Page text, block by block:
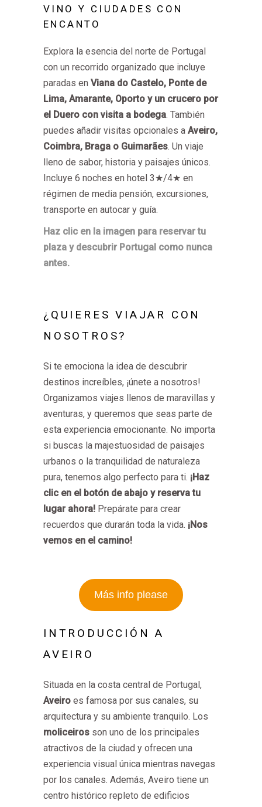
VINO Y CIUDADES CON
ENCANTO
Explora la esencia del norte de Portugal
con un recorrido organizado que incluye
paradas en Viana do Castelo, Ponte de
Lima, Amarante, Oporto y un crucero por
el Duero con visita a bodega. También
puedes añadir visitas opcionales a Aveiro,
Coimbra, Braga o Guimarães. Un viaje
lleno de sabor, historia y paisajes únicos.
Incluye 6 noches en hotel 3★/4★ en
régimen de media pensión, excursiones,
transporte en autocar y guía.
Haz clic en la imagen para reservar tu
plaza y descubrir Portugal como nunca
antes.
¿QUIERES VIAJAR CON
NOSOTROS?
Si te emociona la idea de descubrir
destinos increíbles, ¡únete a nosotros!
Organizamos viajes llenos de maravillas y
aventuras, y queremos que seas parte de
esta experiencia emocionante. No importa
si buscas la majestuosidad de paisajes
urbanos o la tranquilidad de naturaleza
pura, tenemos algo perfecto para ti. ¡Haz
clic en el botón de abajo y reserva tu
lugar ahora! Prepárate para crear
recuerdos que durarán toda la vida. ¡Nos
vemos en el camino!
Más info please
INTRODUCCIÓN A
AVEIRO
Situada en la costa central de Portugal,
Aveiro es famosa por sus canales, su
arquitectura y su ambiente tranquilo. Los
moliceiros son uno de los principales
atractivos de la ciudad y ofrecen una
experiencia visual única mientras navegas
por los canales. Además, Aveiro tiene un
centro histórico repleto de edificios